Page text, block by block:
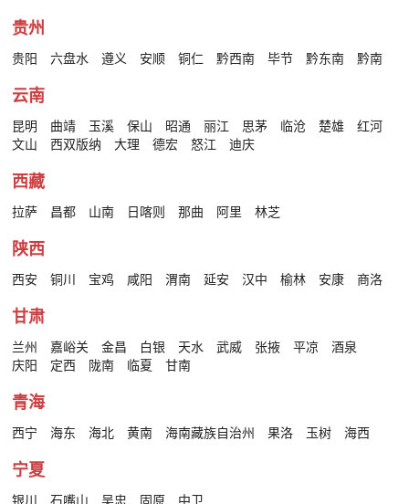
贵州
贵阳 六盘水 遵义 安顺 铜仁 黔西南 毕节 黔东南 黔南
云南
昆明 曲靖 玉溪 保山 昭通 丽江 思茅 临沧 楚雄
红河
文山
西双版纳 大理 德宏 怒江 迪庆
西藏
拉萨 昌都 山南 日喀则 那曲 阿里 林芝
陕西
西安 铜川 宝鸡 咸阳 渭南 延安 汉中 榆林 安康 商洛
甘肃
兰州 嘉峪关 金昌 白银 天水 武威 张掖 平凉
酒泉
庆阳
定西 陇南 临夏 甘南
青海
西宁 海东 海北 黄南 海南藏族自治州 果洛 玉树 海西
宁夏
银川 石嘴山 吴忠 固原 中卫